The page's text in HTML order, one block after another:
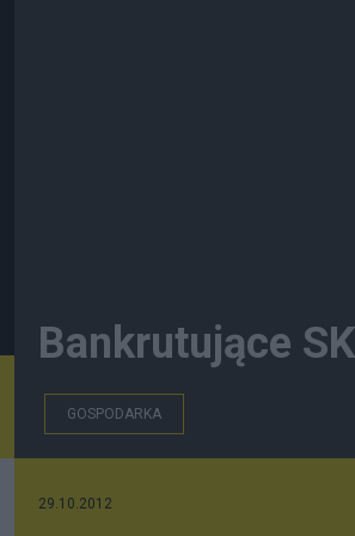
Bankrutujące
GOSPODARKA
29.10.2012